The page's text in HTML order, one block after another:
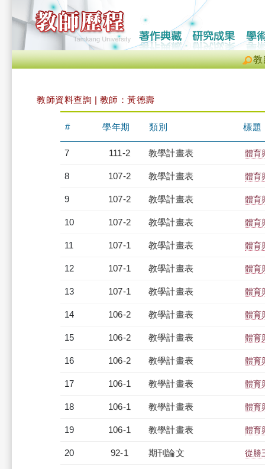
教
教師資料查詢 | 教師：黃德壽
# 學年期 類別 標題
7 111-2 教學計畫表 體育
8 107-2 教學計畫表 體育
9 107-2 教學計畫表 體育
10 107-2 教學計畫表 體育
11 107-1 教學計畫表 體育
12 107-1 教學計畫表 體育
13 107-1 教學計畫表 體育
14 106-2 教學計畫表 體育
15 106-2 教學計畫表 體育
16 106-2 教學計畫表 體育
17 106-1 教學計畫表 體育
18 106-1 教學計畫表 體育
19 106-1 教學計畫表 體育
20 92-1 期刊論文 從勝